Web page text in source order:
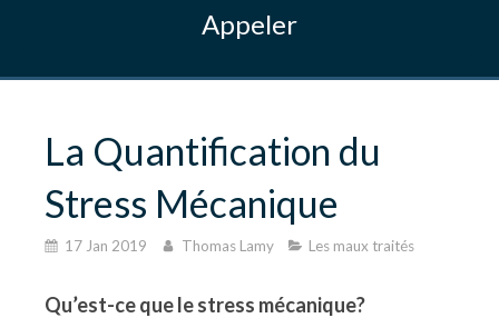
Appeler
La Quantification du
Stress Mécanique
17 Jan 2019 Thomas Lamy Les maux traités
Qu’est-ce que le stress mécanique?